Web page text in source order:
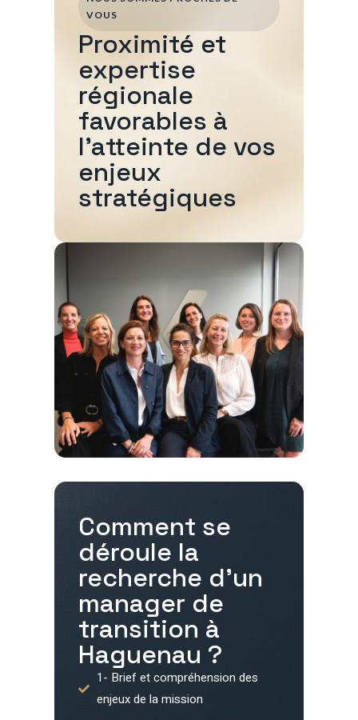
Comment se
déroule la
recherche d'un
manager de
transition à
Haguenau ?
1- Brief et compréhension des
enjeux de la mission
VOUS
Proximité et
expertise
régionale
favorables à
l'atteinte de vos
enjeux
stratégiques